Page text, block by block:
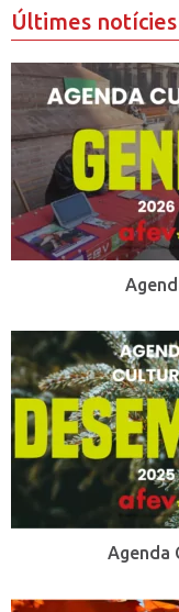
Últimes notícies
Agenda